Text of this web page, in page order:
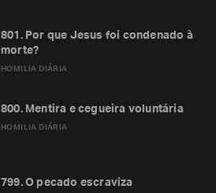
HOMILIA DIÁRIA
801. Por que Jesus foi condenado à
morte?
HOMILIA DIÁRIA
800. Mentira e cegueira voluntária
799. O pecado escraviza